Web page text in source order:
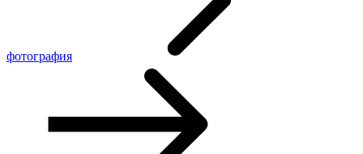
фотография